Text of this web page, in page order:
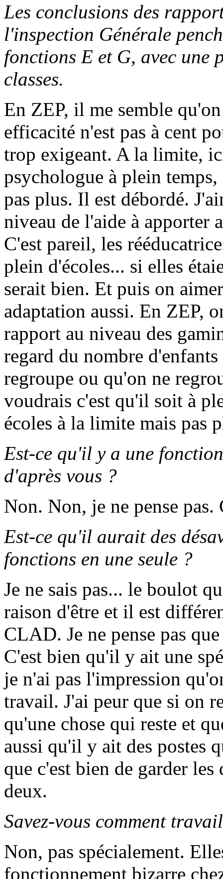
Les conclusions des
l'inspection Générale
fonctions E et G, avec une
classes.
En ZEP, il me semble
efficacité n'est pas à cent
trop exigeant. A la limite,
psychologue à plein
pas plus. Il est débordé.
niveau de l'aide à apporter
C'est pareil, les
plein d'écoles... si elles
serait bien. Et puis on
adaptation aussi. En ZEP,
rapport au niveau des
regard du nombre
regroupe ou qu'on ne
voudrais c'est qu'il soit à
écoles à la limite mais pas
Est-ce qu'il y a une
d'après vous ?
Non. Non, je ne pense pas.
Est-ce qu'il aurait des
fonctions en une seule ?
Je ne sais pas... le boulot
raison d'être et il est
CLAD. Je ne pense pas
C'est bien qu'il y ait une
je n'ai pas l'impression
travail. J'ai peur que si on
qu'une chose qui reste et
aussi qu'il y ait des postes
que c'est bien de garder
deux.
Savez-vous comment
Non, pas spécialement.
fonctionnement bizarre